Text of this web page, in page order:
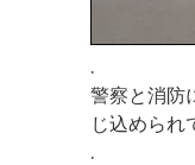
.
警察と消防
じ込められ
.